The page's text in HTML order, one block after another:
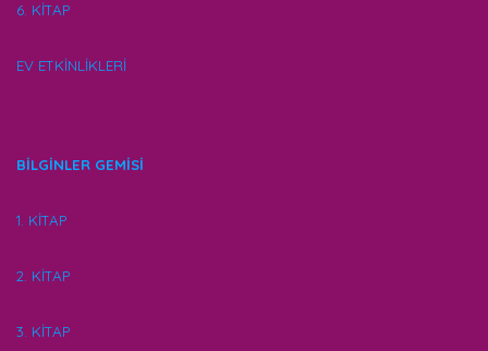
6. KİTAP
EV ETKİNLİKLERİ
BİLGİNLER GEMİSİ
1. KİTAP
2. KİTAP
3. KİTAP